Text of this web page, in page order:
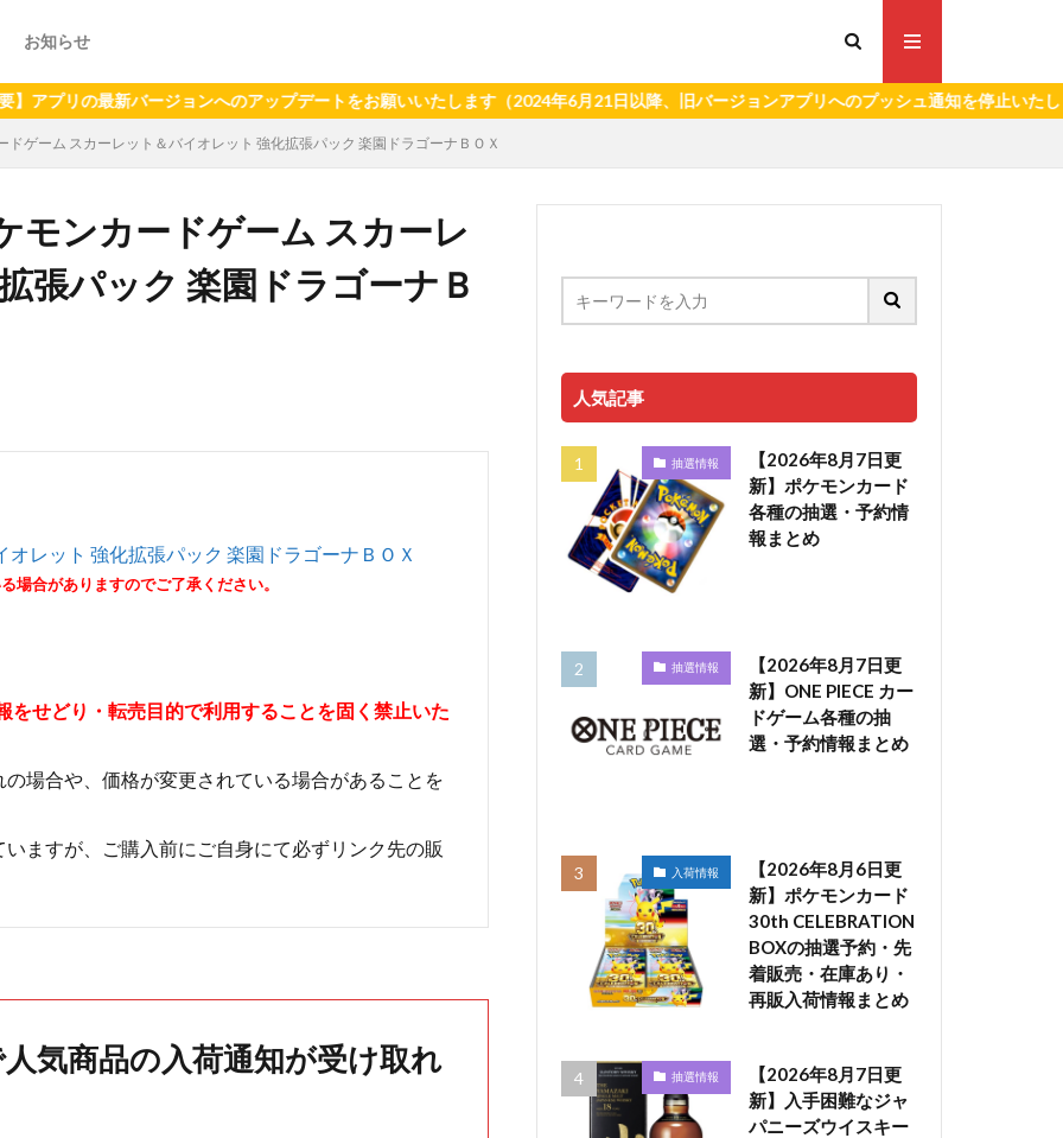
お知らせ
最新バージョンへのアップデートをお願いいたします（2024年6月21日以降、旧バージョンアプリへのプッシュ通知を停止いたします。）
ゲーム スカーレット＆バイオレット 強化拡張パック 楽園ドラゴーナＢＯＸ
モンカードゲーム スカーレ
張パック 楽園ドラゴーナＢ
レット 強化拡張パック 楽園ドラゴーナＢＯＸ
合がありますのでご了承ください。
せどり・転売目的で利用することを固く禁止いた
場合や、価格が変更されている場合があることを
ますが、ご購入前にご自身にて必ずリンク先の販
気商品の入荷通知が受け取れ
人気記事
抽選情報
【2026年8月7日更
新】ポケモンカード
各種の抽選・予約情
報まとめ
抽選情報
【2026年8月7日更
新】ONE PIECE カー
ドゲーム各種の抽
選・予約情報まとめ
入荷情報
【2026年8月6日更
新】ポケモンカード
30th CELEBRATION
BOXの抽選予約・先
着販売・在庫あり・
再販入荷情報まとめ
抽選情報
【2026年8月7日更
新】入手困難なジャ
パニーズウイスキー